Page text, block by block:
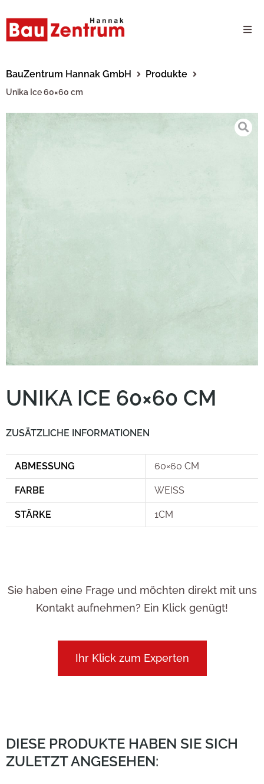
BauZentrum Hannak GmbH Produkte
Unika Ice 60×60 cm
UNIKA ICE 60×60 CM
ZUSÄTZLICHE INFORMATIONEN
ABMESSUNG 60×60 CM
FARBE WEISS
STÄRKE 1CM
Sie haben eine Frage und möchten direkt mit uns
Kontakt aufnehmen? Ein Klick genügt!
Ihr Klick zum Experten
DIESE PRODUKTE HABEN SIE SICH
ZULETZT ANGESEHEN: